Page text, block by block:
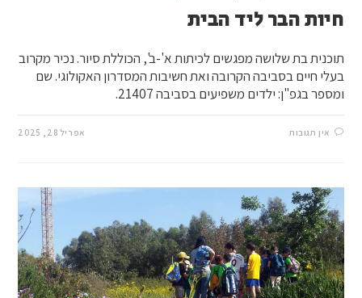
חיות הבר ליד הבית
תוכנית בת שלושה מפגשים לכיתות א'-ב', הכוללת סיור. נכיר מקרוב
בעלי חיים בסביבה הקרובה ואת חשיבות המסדרון האקולוגי. שם
ומספר בגפ"ן: ילדים משפיעים בסביבה 21407.
אין תגובות אפריל 28, 2025